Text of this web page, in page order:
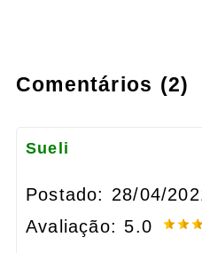
Comentários (2)
Sueli
Postado: 28/04/
Avaliação: 5.0